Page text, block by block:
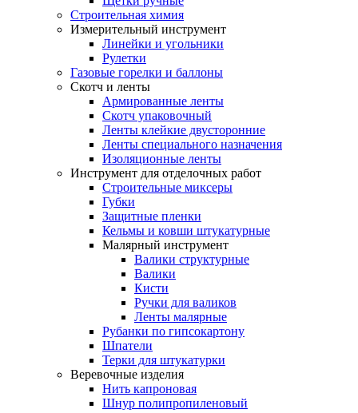
Строительная химия
Измерительный инструмент
Линейки и угольники
Рулетки
Газовые горелки и баллоны
Скотч и ленты
Армированные ленты
Скотч упаковочный
Ленты клейкие двусторонние
Ленты специального назначения
Изоляционные ленты
Инструмент для отделочных работ
Строительные миксеры
Губки
Защитные пленки
Кельмы и ковши штукатурные
Малярный инструмент
Валики структурные
Валики
Кисти
Ручки для валиков
Ленты малярные
Рубанки по гипсокартону
Шпатели
Терки для штукатурки
Веревочные изделия
Нить капроновая
Шнур полипропиленовый